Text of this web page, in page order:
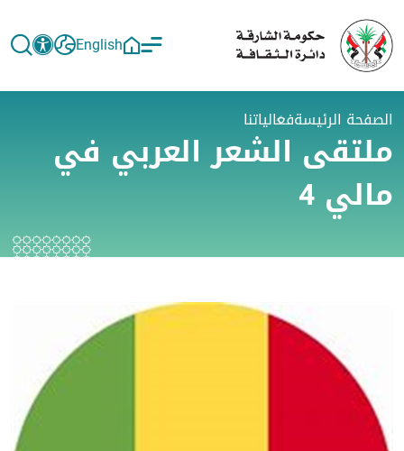
English
الصفحة الرئيسةفعالياتنا
ملتقى الشعر العربي في
مالي 4